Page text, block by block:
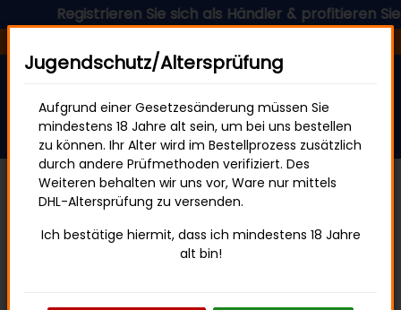
Registrieren Sie sich als Händler & profitieren Sie
Sweets & Snacks
Jugendschutz/Altersprüfung
Aufgrund einer Gesetzesänderung müssen Sie
mindestens 18 Jahre alt sein, um bei uns bestellen
zu können. Ihr Alter wird im Bestellprozess zusätzlich
durch andere Prüfmethoden verifiziert. Des
Weiteren behalten wir uns vor, Ware nur mittels
DHL-Altersprüfung zu versenden.
Ich bestätige hiermit, dass ich mindestens 18 Jahre
alt bin!